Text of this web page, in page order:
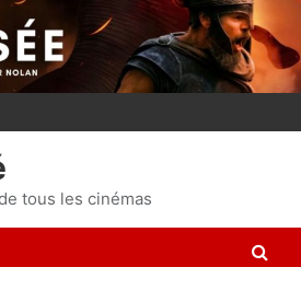
tous les cinémas